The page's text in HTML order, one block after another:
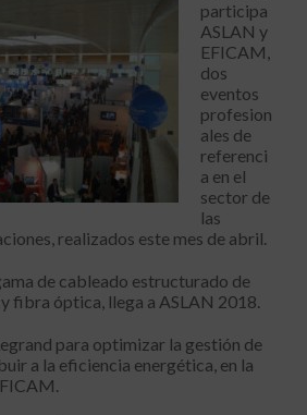
participa
ASLAN y
EFICAM,
dos
eventos
profesion
ales de
referenci
a en el
sector de
las
realizados este mes de abril.
de cableado estructurado de
fibra óptica, llega a ASLAN 2018.
para optimizar la gestión de
a la eficiencia energética, en la